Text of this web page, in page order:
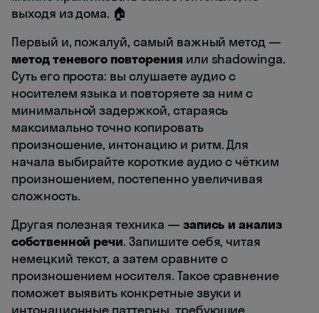
выходя из дома. 🏠
Первый и, пожалуй, самый важный метод —
метод теневого повторения или shadowingа.
Суть его проста: вы слушаете аудио с
носителем языка и повторяете за ним с
минимальной задержкой, стараясь
максимально точно копировать
произношение, интонацию и ритм. Для
начала выбирайте короткие аудио с чётким
произношением, постепенно увеличивая
сложность.
Другая полезная техника — запись и анализ
собственной речи. Запишите себя, читая
немецкий текст, а затем сравните с
произношением носителя. Такое сравнение
поможет выявить конкретные звуки и